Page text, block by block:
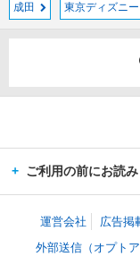
成田 東京ディズニ
ご利用の前にお読み
運営会社 広告掲
外部送信（オプトア